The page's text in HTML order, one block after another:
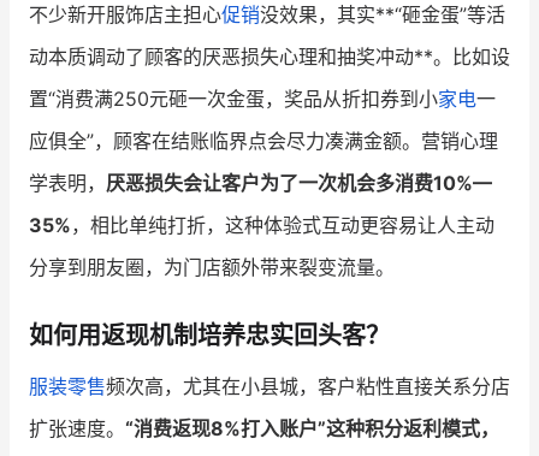
不少新开服饰店主担心促销没效果，其实**“砸金蛋”等活
动本质调动了顾客的厌恶损失心理和抽奖冲动**。比如设
置“消费满250元砸一次金蛋，奖品从折扣券到小家电一
应俱全”，顾客在结账临界点会尽力凑满金额。营销心理
学表明， 厌恶损失会让客户为了一次机会多消费10%—
35%，相比单纯打折，这种体验式互动更容易让人主动
分享到朋友圈，为门店额外带来裂变流量。
如何用返现机制培养忠实回头客？
服装零售频次高，尤其在小县城，客户粘性直接关系分店
扩张速度。 “消费返现8%打入账户”这种积分返利模式，